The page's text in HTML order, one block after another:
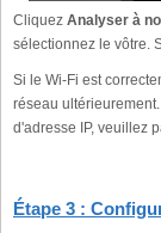
Cliquez Analyser à
sélectionnez le vôtre.
Si le Wi-Fi est
réseau
d'adresse IP, veuillez
Étape 3 :